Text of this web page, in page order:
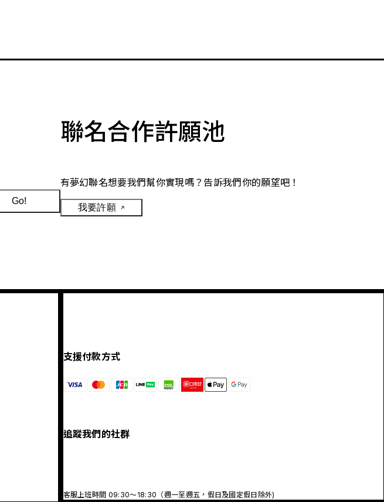
Go!
聯名合作許願池
有夢幻聯名想要我們幫你實現嗎？告訴我們你的願望吧！
我要許願
支援付款方式
追蹤我們的社群
客服上班時間 09:30～18:30（週一至週五，假日及國定假日除外)